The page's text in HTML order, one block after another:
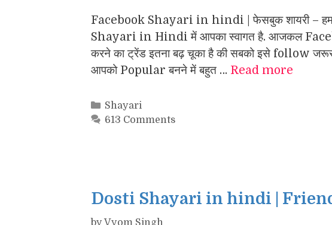
Facebook Shayari in hindi | फेसबुक शायरी –
Shayari in Hindi में आपका स्वागत है. आजकल
करने का ट्रेंड इतना बढ़ चूका है की सबको इसे follow
आपको Popular बनने में बहुत … Read more
Categories
Shayari
613 Comments
Dosti Shayari in hindi |
byVyom Singh